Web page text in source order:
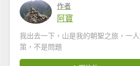
作者
阿寶
我出去一下，山是我的朝聖之旅，一
策，不是問題